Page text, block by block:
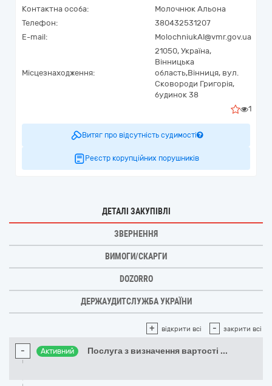
Контактна особа:
Молочнюк Альона
Телефон:
380432531207
E-mail:
MolochniukAI@vmr.gov.ua
Місцезнаходження:
21050, Україна,
Вінницька
область,Вінниця, вул.
Сковороди Григорія,
будинок 38
1
Витяг про відсутність судимості
Реєстр корупційних порушників
ДЕТАЛІ ЗАКУПІВЛІ
ЗВЕРНЕННЯ
ВИМОГИ/СКАРГИ
DOZORRO
ДЕРЖАУДИТСЛУЖБА УКРАЇНИ
+ відкрити всі - закрити всі
- Активний Послуга з визначення вартості ...